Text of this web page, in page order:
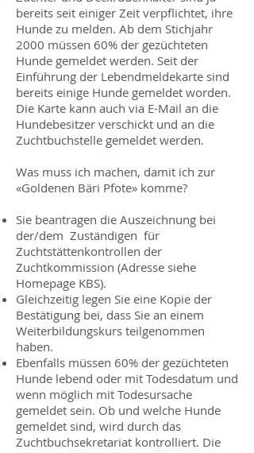
bereits seit einiger Zeit verpflichtet, ihre
Hunde zu melden. Ab dem Stichjahr
2000 müssen 60% der gezüchteten
Hunde gemeldet wer­den. Seit der
Einführung der Lebendmelde­karte sind
bereits einige Hunde gemeldet worden.
Die Karte kann auch via E-Mail an die
Hundebesitzer verschickt und an die
Zuchtbuchstelle gemeldet werden.
Was muss ich machen, damit ich zur
«Goldenen Bäri Pfote» komme?
Sie beantragen die Auszeichnung bei
der/dem Zuständigen für
Zuchtstättenkontrollen der
Zuchtkommission (Adresse siehe
Homepage KBS).
Gleichzeitig legen Sie eine Kopie der
Bestäti­gung bei, dass Sie an einem
Weiterbildungskurs teilgenommen
haben.
Ebenfalls müssen 60% der gezüchteten
Hunde lebend oder mit To­desdatum und
wenn möglich mit Todesursa­che
gemeldet sein. Ob und welche Hunde
gemeldet sind, wird durch das
Zuchtbuchsekretariat kontrolliert. Die